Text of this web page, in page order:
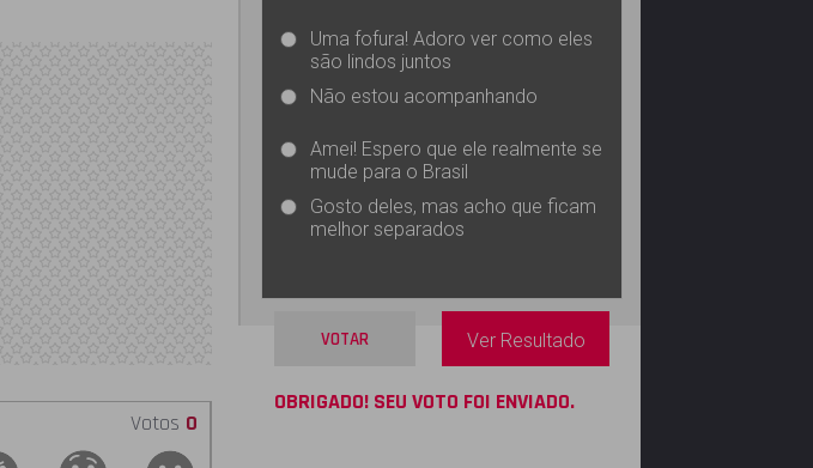
Votos 0
Uma fofura! Adoro ver como eles
são lindos juntos
Não estou acompanhando
Amei! Espero que ele realmente se
mude para o Brasil
Gosto deles, mas acho que ficam
melhor separados
VOTAR Ver Resultado
OBRIGADO! SEU VOTO FOI ENVIADO.